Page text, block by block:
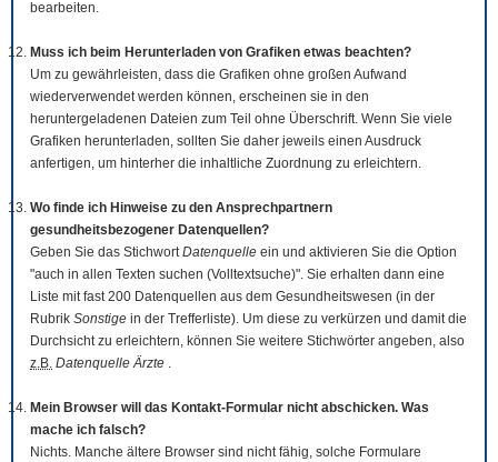
bearbeiten.
Muss ich beim Herunterladen von Grafiken etwas beachten?
Um zu gewährleisten, dass die Grafiken ohne großen Aufwand
wiederverwendet werden können, erscheinen sie in den
heruntergeladenen Dateien zum Teil ohne Überschrift. Wenn Sie viele
Grafiken herunterladen, sollten Sie daher jeweils einen Ausdruck
anfertigen, um hinterher die inhaltliche Zuordnung zu erleichtern.
Wo finde ich Hinweise zu den Ansprechpartnern
gesundheitsbezogener Datenquellen?
Geben Sie das StichwortDatenquelle ein und aktivieren Sie die Option
"auch in allen Texten suchen (Volltextsuche)". Sie erhalten dann eine
Liste mit fast 200 Datenquellen aus dem Gesundheitswesen (in der
Rubrik Sonstige in der Trefferliste). Um diese zu verkürzen und damit die
Durchsicht zu erleichtern, können Sie weitere Stichwörter angeben, also
z.B. Datenquelle Ärzte .
Mein Browser will das Kontakt-Formular nicht abschicken. Was
mache ich falsch?
Nichts. Manche ältere Browser sind nicht fähig, solche Formulare